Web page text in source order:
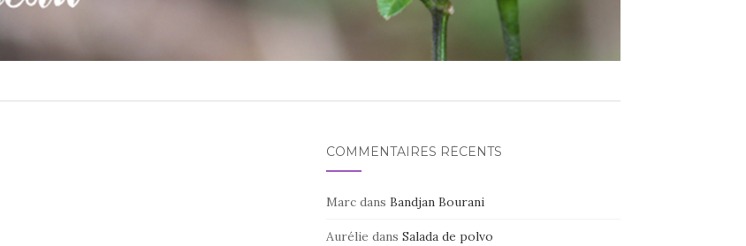
COMMENTAIRES RÉCENTS
Marcdans Bandjan Bourani
Aurélie dans Salada de polvo